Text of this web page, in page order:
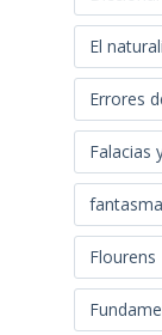
El
Errores
Falacias
Flourens